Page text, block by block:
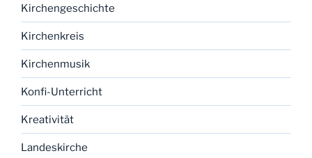
Kirchengeschichte
Kirchenkreis
Kirchenmusik
Konfi-Unterricht
Kreativität
Landeskirche